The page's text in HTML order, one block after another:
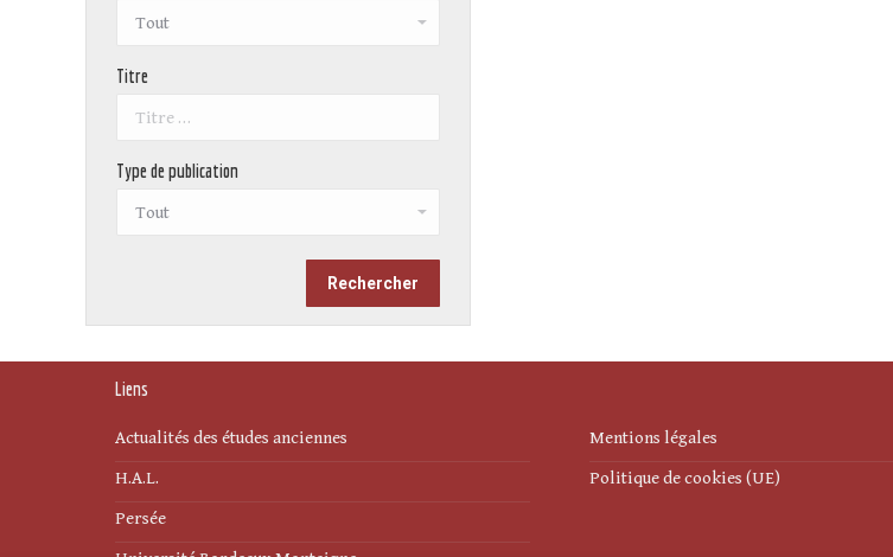
Titre
Type de publication
Liens
Actualités des études anciennes
H.A.L.
Persée
Mentions légales
Politique de cookies (UE)